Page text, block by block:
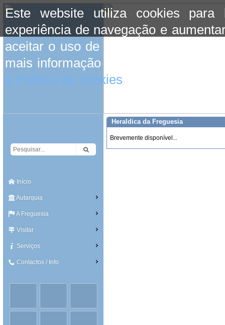
Este website utiliza cookies para
experiência de navegação e
aceitar o uso de cookies basta
mais informação consulte a
e Política de cookies
Início
Autarquia
A Freguesia
Visitar
Serviços
Contactos / Info
Heraldica da Freguesia
Brevemente disponível...